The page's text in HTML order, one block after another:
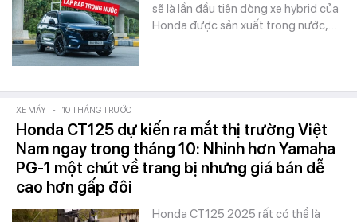
sẽ là lần đầu tiên dòng xe hybrid của
Honda được sản xuất trong nước,…
XE MÁY - 10 THÁNG TRƯỚC
Honda CT125 dự kiến ra mắt thị trường Việt
Nam ngay trong tháng 10: Nhỉnh hơn Yamaha
PG-1 một chút về trang bị nhưng giá bán dễ
cao hơn gấp đôi
Honda CT125 2025 rất có thể là